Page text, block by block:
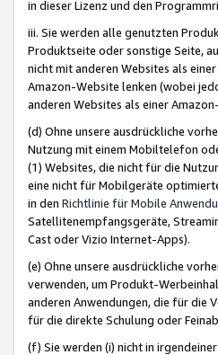
in dieser Lizenz und den
iii. Sie werden alle genutzten
Produktseite oder sonstige Seite,
nicht mit anderen Websites als
Amazon-Website lenken (wobei
anderen Websites als einer
(d) Ohne unsere ausdrückliche
Nutzung mit einem Mobiltelefon
(1) Websites, die nicht für die
eine nicht für Mobilgeräte
in den Richtlinie für Mobile
Satellitenempfangsgeräte,
Cast oder Vizio Internet-Apps).
(e) Ohne unsere ausdrückliche
verwenden, um Produkt-
anderen Anwendungen, die für die
für die direkte Schulung oder
(f) Sie werden (i) nicht in